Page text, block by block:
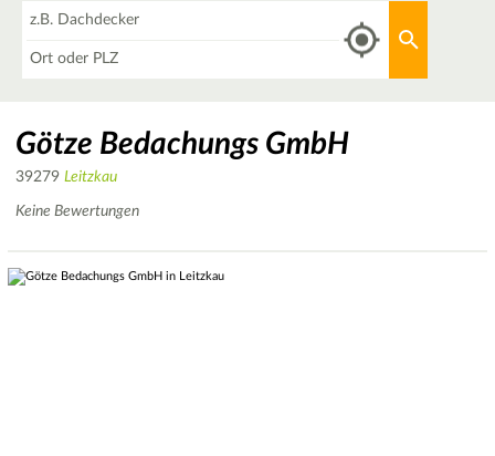
Götze Bedachungs GmbH
39279 Leitzkau
Keine Bewertungen